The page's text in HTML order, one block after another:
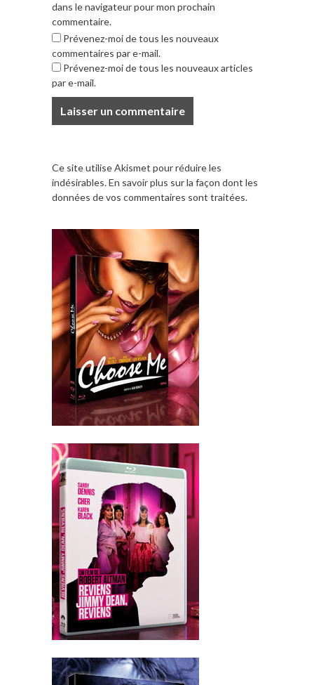
dans le navigateur pour mon prochain
commentaire.
Prévenez-moi de tous les nouveaux
commentaires par e-mail.
Prévenez-moi de tous les nouveaux articles
par e-mail.
Ce site utilise Akismet pour réduire les
indésirables.En savoir plus sur la façon dont les
données de vos commentaires sont traitées.